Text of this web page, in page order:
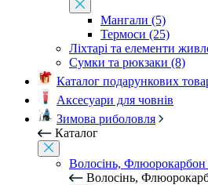
Мангали (5)
Термоси (25)
Ліхтарі та елементи
Сумки та рюкзаки (8)
Каталог подарункових
Аксесуари для човнів
Зимова риболовля
Каталог
Волосінь, Флюорокарбон
Волосінь,